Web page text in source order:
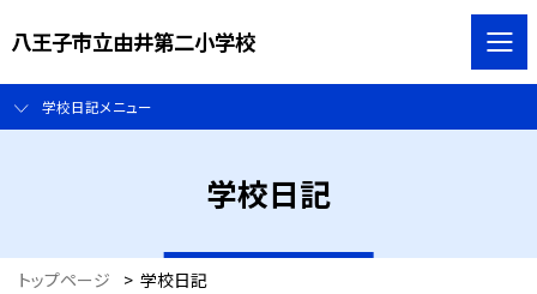
八王子市立由井第二小学校
学校日記メニュー
学校日記
トップページ > 学校日記